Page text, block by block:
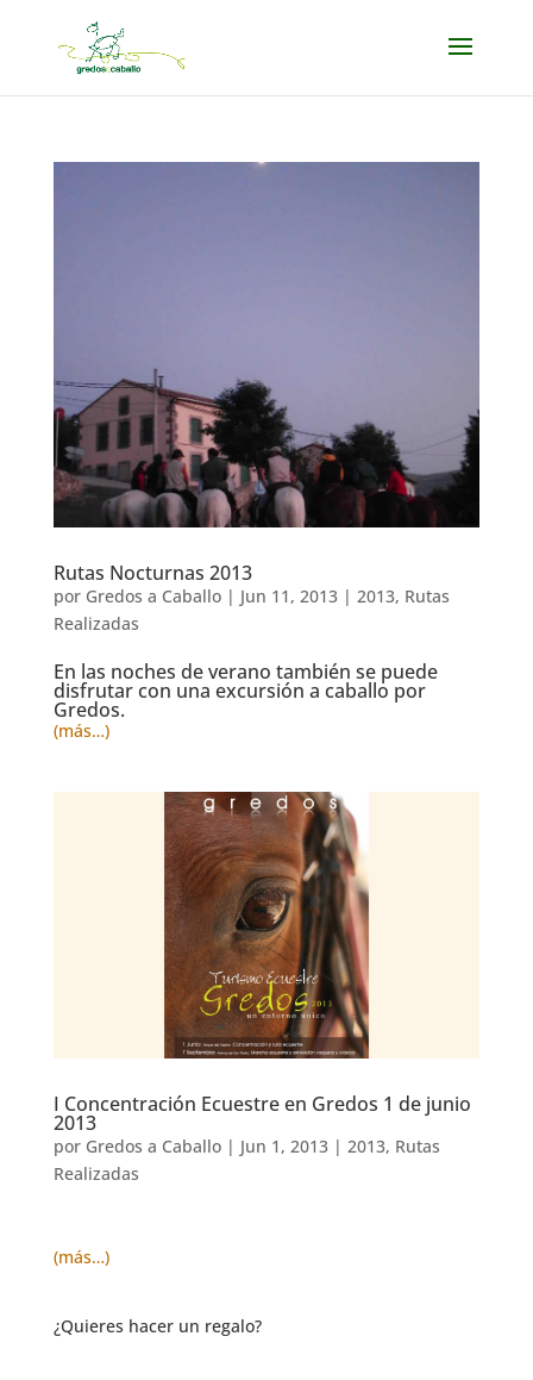
Rutas Nocturnas 2013
por Gredos a Caballo| Jun 11, 2013| 2013, Rutas
Realizadas
En las noches de verano también se puede
disfrutar con una excursión a caballo por
Gredos.
(más…)
I Concentración Ecuestre en Gredos 1 de junio
2013
por Gredos a Caballo| Jun 1, 2013| 2013, Rutas
Realizadas
(más…)
¿Quieres hacer un regalo?